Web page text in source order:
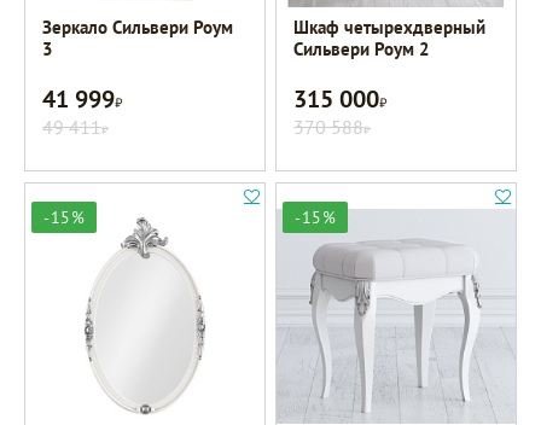
Зеркало Сильвери Роум
3
41 999Р
49 411Р
Шкаф четырехдверный
Сильвери Роум 2
315 000Р
370 588Р
-15% -15%